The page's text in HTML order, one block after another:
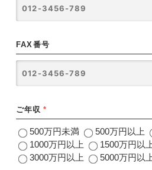
FAX番号
ご年収 *
500万円未満 500万円以上
1000万円以上
1500万円以
3000万円以上
5000万円以